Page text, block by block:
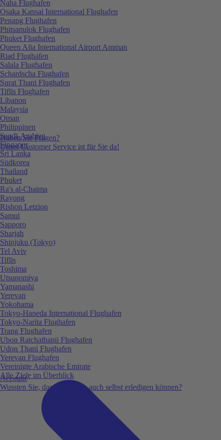
Haben Sie Fragen?
Unser Customer Service ist für Sie da!
Account
Wussten Sie, dass Sie vieles auch selbst erledigen können?
Naha Flughafen
Osaka Kansai International Flughafen
Penang Flughafen
Phitsanulok Flughafen
Phuket Flughafen
Queen Alia International Airport Amman
Riad Flughafen
Salala Flughafen
Schardscha Flughafen
Surat Thani Flughafen
Tiflis Flughafen
Libanon
Malaysia
Oman
Philippinen
Saudi-Arabien
Singapur
Sri Lanka
Südkorea
Thailand
Phuket
Ra's al-Chaima
Rayong
Rishon Letzion
Samui
Sapporo
Sharjah
Shinjuku (Tokyo)
Tel Aviv
Tiflis
Toshima
Utsunomiya
Yamanashi
Yerevan
Yokohama
Tokyo-Haneda International Flughafen
Tokyo-Narita Flughafen
Trang Flughafen
Ubon Ratchathanii Flughafen
Udon Thani Flughafen
Yerevan Flughafen
Vereinigte Arabische Emirate
Alle Ziele im Überblick